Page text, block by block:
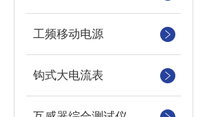
工频移动电源
钩式大电流表